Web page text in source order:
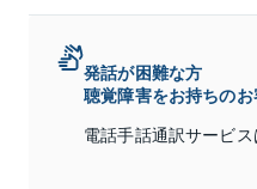
発話が困難な方
聴覚障害をお持ちの
電話手話通訳サービス